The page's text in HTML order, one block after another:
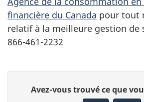
financière du Canada pour tout
relatif à la meilleure gestion de
866-461-2232
Avez-vous trouvé ce que